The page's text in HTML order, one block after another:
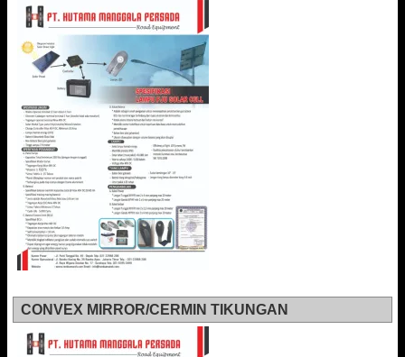
CONVEX MIRROR/CERMIN TIKUNGAN